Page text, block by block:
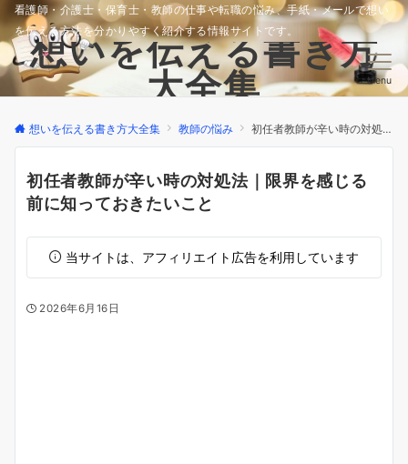
看護師・介護士・保育士・教師の仕事や転職の悩み、手紙・メールで想い
を伝える方法を分かりやすく紹介する情報サイトです。
想いを伝える書き方
大全集
Menu
想いを伝える書き方大全集 教師の悩み 初任者教師が辛い時の対処法｜限界を感じる前に知っておきたいこと
初任者教師が辛い時の対処法｜限界を感じる
前に知っておきたいこと
当サイトは、アフィリエイト広告を利用しています
2026年6月16日